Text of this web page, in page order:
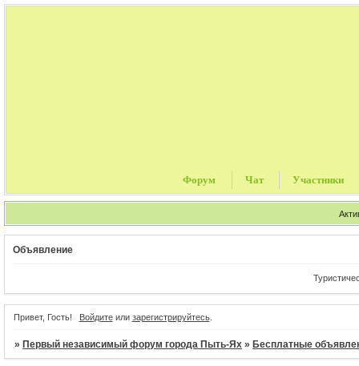
Форум Чат Участники
Объявление
Привет, Гость! Войдитеили зарегистрируйтесь.
»Первый независимый форум города Пыть-Ях »Бесплатные